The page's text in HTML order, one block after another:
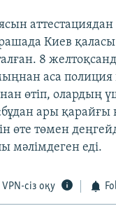
аттестациядан
Киев
8
аса
өтіп, олардың
ары қарайғы
өте төмен
мәлімдеген еді.
VPN-сіз оқу